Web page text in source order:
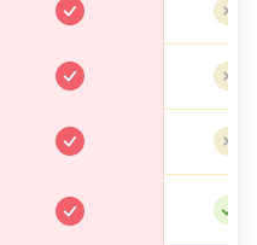
Sim
Sim
Sim
Sim